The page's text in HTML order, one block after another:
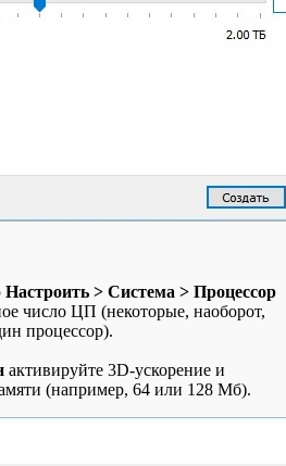
Настроить > Система > Процессор
число ЦП (некоторые, наоборот,
процессор).
активируйте 3D-ускорение и
(например, 64 или 128 Мб).